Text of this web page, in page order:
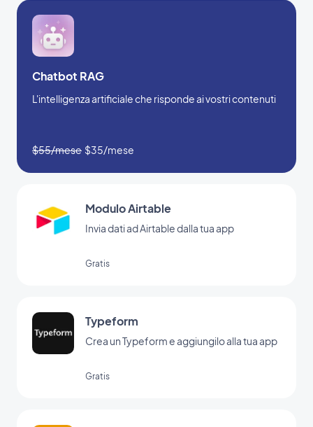
Modulo Airtable
Invia dati ad Airtable dalla tua app
Gratis
Typeform
Crea un Typeform e aggiungilo alla tua app
Gratis
Chatbot RAG
L'intelligenza artificiale che risponde ai vostri contenuti
$55/mese $35/mese